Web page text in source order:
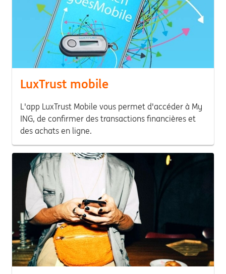
LuxTrust mobile
L'app LuxTrust Mobile vous permet d'accéder à My
ING, de confirmer des transactions financières et
des achats en ligne.